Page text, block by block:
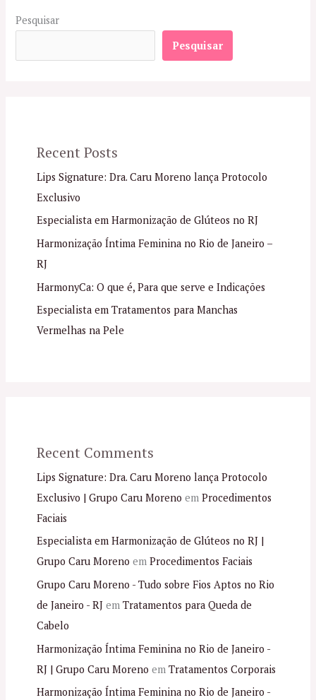
Pesquisar
Pesquisar
Recent Posts
Lips Signature: Dra. Caru Moreno lança Protocolo
Exclusivo
Especialista em Harmonização de Glúteos no RJ
Harmonização Íntima Feminina no Rio de Janeiro –
RJ
HarmonyCa: O que é, Para que serve e Indicações
Especialista em Tratamentos para Manchas
Vermelhas na Pele
Recent Comments
Lips Signature: Dra. Caru Moreno lança Protocolo
Exclusivo | Grupo Caru Moreno em Procedimentos
Faciais
Especialista em Harmonização de Glúteos no RJ |
Grupo Caru Moreno em Procedimentos Faciais
Grupo Caru Moreno - Tudo sobre Fios Aptos no Rio
de Janeiro - RJem Tratamentos para Queda de
Cabelo
Harmonização Íntima Feminina no Rio de Janeiro -
RJ | Grupo Caru Moreno em Tratamentos Corporais
Harmonização Íntima Feminina no Rio de Janeiro -